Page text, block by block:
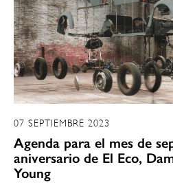
07 SEPTIEMBRE 2023
Agenda para el mes de
aniversario de El Eco,
Young